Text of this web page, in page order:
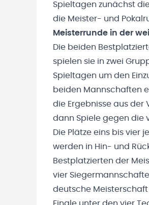
Spieltagen zunächst
die Meister- und
Meisterrunde in der
Die beiden
spielen sie in zwei
Spieltagen um den
beiden Mannschaften
die Ergebnisse aus der
dann Spiele gegen die
Die Plätze eins bis vier
werden in Hin- und
Bestplatzierten der
vier
deutsche